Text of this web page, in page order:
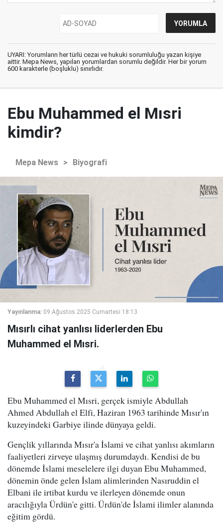
UYARI: Yorumların her türlü cezai ve hukuki sorumluluğu yazan kişiye
aittir. Mepa News, yapılan yorumlardan sorumlu değildir. Her bir yorum
600 karakterle (boşluklu) sınırlıdır.
Ebu Muhammed el Mısri
kimdir?
Mepa News > Biyografi
Yayınlanma: 09 Ağustos 2025 Cumartesi 18:13
Mısırlı cihat yanlısı liderlerden Ebu
Muhammed el Mısri.
Ebu Muhammed el Mısri, gerçek ismiyle Abdullah
Ahmed Abdullah el Elfi, Haziran 1963 tarihinde Mısır'ın
kuzeyindeki Garbiye ilinde dünyaya geldi.
Gençlik yıllarında Mısır'a İslami ve cihat yanlısı akımların
faaliyetleri zirveye ulaşmış durumdaydı. Kendisi de bu
dönemde İslami meselelere ilgi duyan Ebu Muhammed,
dönemin önde gelen İslam alimlerinden Nasıruddin el
Elbani ile irtibat kurdu ve ilerleyen dönemde onun
aracılığıyla Ürdün'e gitti. Ürdün'de İslami ilimler alanında
eğitim gördü.